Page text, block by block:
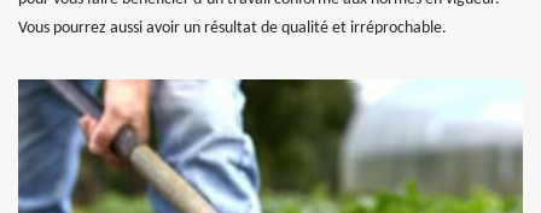
Vous pourrez aussi avoir un résultat de qualité et irréprochable.